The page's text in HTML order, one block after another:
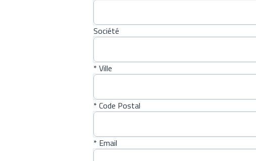
Société
* Ville
* Code Postal
* Email